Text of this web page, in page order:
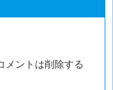
メントは削除する